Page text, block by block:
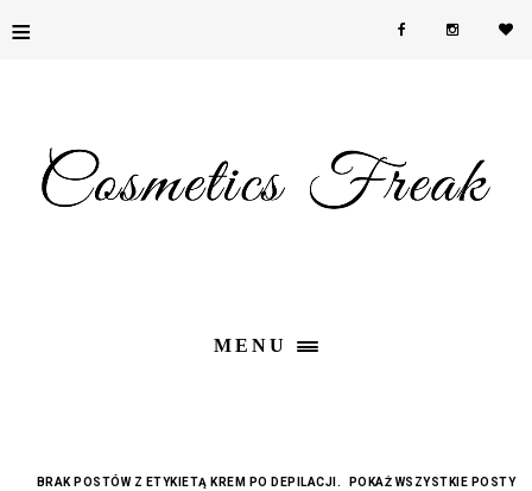
≡
MENU
BRAK POSTÓW Z ETYKIETĄ KREM PO DEPILACJI . POKAŻ WSZYSTKIE POSTY